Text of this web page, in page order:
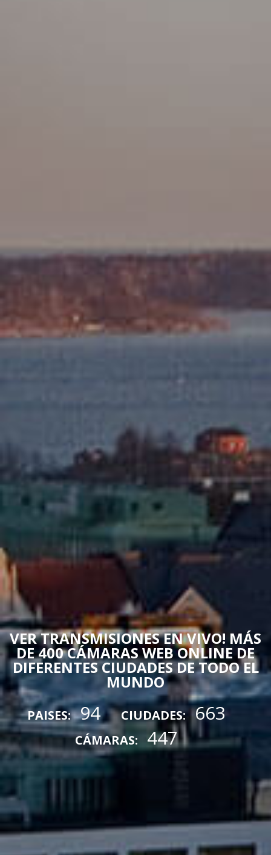
VER TRANSMISIONES EN VIVO! MÁS
DE 400 CÁMARAS WEB ONLINE DE
DIFERENTES CIUDADES DE TODO EL
MUNDO
PAISES: 94 CIUDADES: 663
CÁMARAS: 447